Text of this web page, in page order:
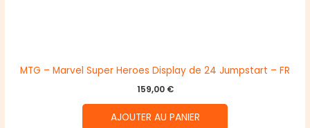
MTG – Marvel Super Heroes Display de 24 Jumpstart – FR
159,00 €
AJOUTER AU PANIER